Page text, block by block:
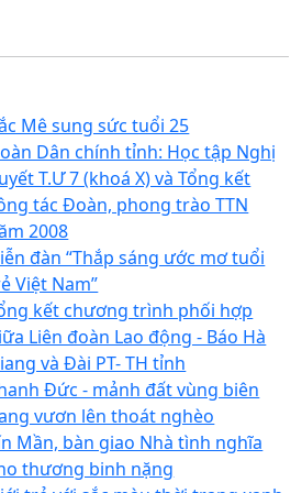
Mê sung sức tuổi 25
Dân chính tỉnh: Học tập Nghị
T.Ư 7 (khoá X) và Tổng kết
tác Đoàn, phong trào TTN
2008
đàn “Thắp sáng ước mơ tuổi
Việt Nam”
kết chương trình phối hợp
Liên đoàn Lao động - Báo Hà
và Đài PT- TH tỉnh
Đức - mảnh đất vùng biên
vươn lên thoát nghèo
Mần, bàn giao Nhà tình nghĩa
thương binh nặng